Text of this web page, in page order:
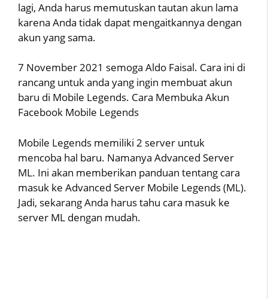
lagi, Anda harus memutuskan tautan akun lama
karena Anda tidak dapat mengaitkannya dengan
akun yang sama.
7 November 2021 semoga Aldo Faisal. Cara ini di
rancang untuk anda yang ingin membuat akun
baru di Mobile Legends. Cara Membuka Akun
Facebook Mobile Legends
Mobile Legends memiliki 2 server untuk
mencoba hal baru. Namanya Advanced Server
ML. Ini akan memberikan panduan tentang cara
masuk ke Advanced Server Mobile Legends (ML).
Jadi, sekarang Anda harus tahu cara masuk ke
server ML dengan mudah.